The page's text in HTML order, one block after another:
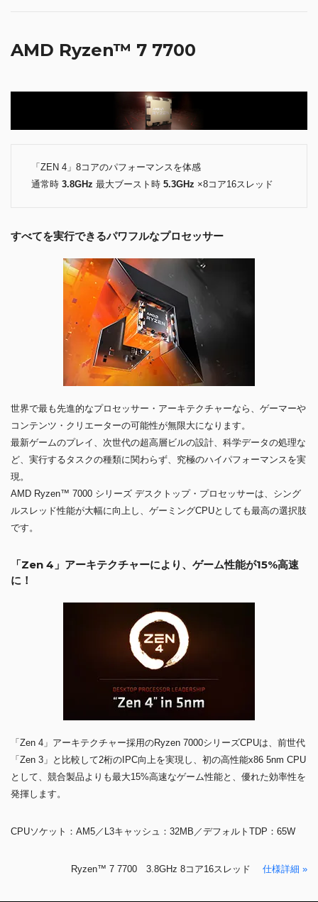
AMD Ryzen™ 7 7700
「ZEN 4」8コアのパフォーマンスを体感
通常時 3.8GHz 最大ブースト時 5.3GHz ×8コア16スレッド
すべてを実行できるパワフルなプロセッサー
世界で最も先進的なプロセッサー・アーキテクチャーなら、ゲーマーや
コンテンツ・クリエーターの可能性が無限大になります。
最新ゲームのプレイ、次世代の超高層ビルの設計、科学データの処理な
ど、実行するタスクの種類に関わらず、究極のハイパフォーマンスを実
現。
AMD Ryzen™ 7000 シリーズ デスクトップ・プロセッサーは、シング
ルスレッド性能が大幅に向上し、ゲーミングCPUとしても最高の選択肢
です。
「Zen 4」アーキテクチャーにより、ゲーム性能が15%高速
に！
「Zen 4」アーキテクチャー採用のRyzen 7000シリーズCPUは、前世代
「Zen 3」と比較して2桁のIPC向上を実現し、初の高性能x86 5nm CPU
として、競合製品よりも最大15%高速なゲーム性能と、優れた効率性を
発揮します。
CPUソケット：AM5／L3キャッシュ：32MB／デフォルトTDP：65W
Ryzen™ 7 7700 3.8GHz 8コア16スレッド 仕様詳細 »